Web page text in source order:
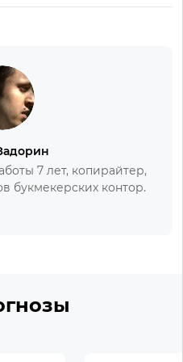
7 лет, копирайтер,
букмекерских контор.